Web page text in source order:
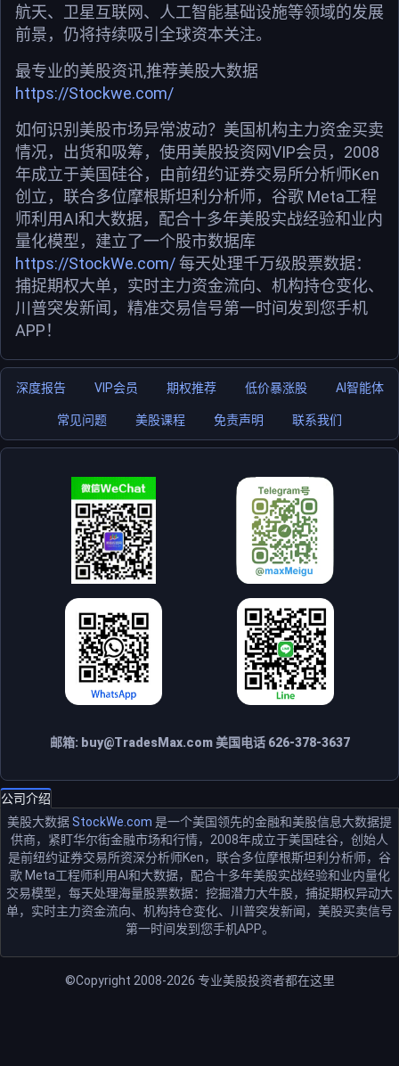
航天、卫星互联网、人工智能基础设施等领域的发展
前景，仍将持续吸引全球资本关注。
最专业的美股资讯,推荐美股大数据
https://Stockwe.com/
如何识别美股市场异常波动？美国机构主力资金买卖
情况，出货和吸筹，使用美股投资网VIP会员，2008
年成立于美国硅谷，由前纽约证券交易所分析师Ken
创立，联合多位摩根斯坦利分析师，谷歌 Meta工程
师利用AI和大数据，配合十多年美股实战经验和业内
量化模型，建立了一个股市数据库
https://StockWe.com/每天处理千万级股票数据：
捕捉期权大单，实时主力资金流向、机构持仓变化、
川普突发新闻，精准交易信号第一时间发到您手机
APP！
深度报告 VIP会员 期权推荐 低价暴涨股 AI智能体
常见问题 美股课程 免责声明 联系我们
邮箱: buy@TradesMax.com美国电话 626-378-3637
公司介绍
美股大数据StockWe.com 是一个美国领先的金融和美股信息大数据提
供商，紧盯华尔街金融市场和行情，2008年成立于美国硅谷，创始人
是前纽约证券交易所资深分析师Ken，联合多位摩根斯坦利分析师，谷
歌 Meta工程师利用AI和大数据，配合十多年美股实战经验和业内量化
交易模型，每天处理海量股票数据：挖掘潜力大牛股，捕捉期权异动大
单，实时主力资金流向、机构持仓变化、川普突发新闻，美股买卖信号
第一时间发到您手机APP。
©Copyright 2008-2026 专业美股投资者都在这里